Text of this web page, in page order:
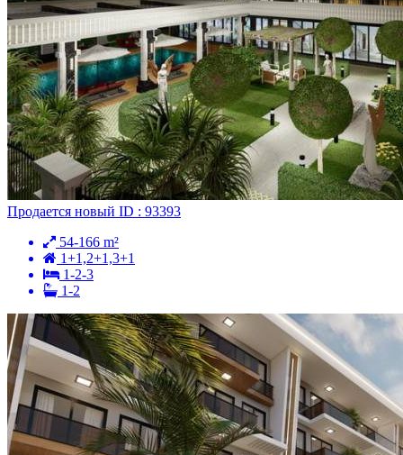
Продается новый ID : 93393
54-166 m²
1+1,2+1,3+1
1-2-3
1-2